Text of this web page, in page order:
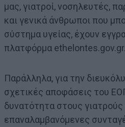
μας, γιατροί, νοσηλευτές,
και γενικά άνθρωποι που
σύστημα υγείας, έχουν
πλατφόρμα ethelontes.gov.gr.
Παράλληλα, για την
σχετικές αποφάσεις του
δυνατότητα στους γιατρούς
επαναλαμβανόμενες